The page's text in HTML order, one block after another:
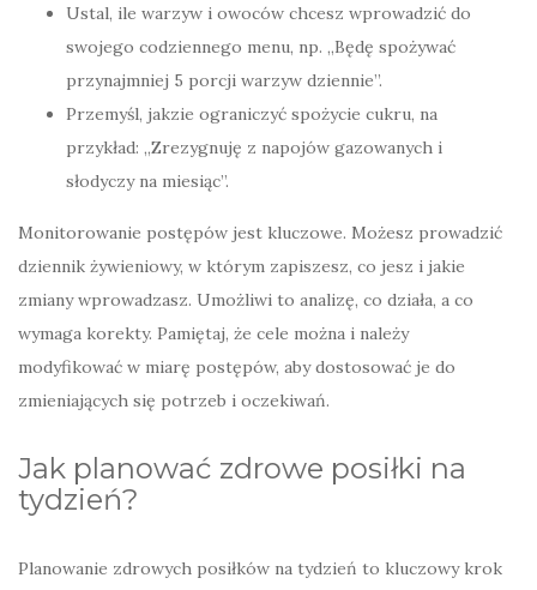
Ustal, ile warzyw i owoców chcesz wprowadzić do
swojego codziennego menu, np. „Będę spożywać
przynajmniej 5 porcji warzyw dziennie”.
Przemyśl, jakzie ograniczyć spożycie cukru, na
przykład: „Zrezygnuję z napojów gazowanych i
słodyczy na miesiąc”.
Monitorowanie postępów jest kluczowe. Możesz prowadzić
dziennik żywieniowy, w którym zapiszesz, co jesz i jakie
zmiany wprowadzasz. Umożliwi to analizę, co działa, a co
wymaga korekty. Pamiętaj, że cele można i należy
modyfikować w miarę postępów, aby dostosować je do
zmieniających się potrzeb i oczekiwań.
Jak planować zdrowe posiłki na
tydzień?
Planowanie zdrowych posiłków na tydzień to kluczowy krok